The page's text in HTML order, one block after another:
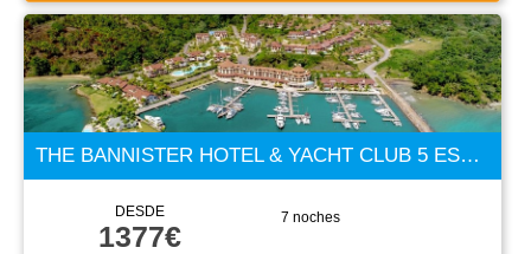
THE BANNISTER HOTEL & YACHT CLUB 5 ESTRELLAS
DESDE
1377€
7 noches